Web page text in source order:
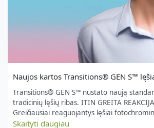
Naujos kartos Transitions® GEN S™
Transitions® GEN S™ nustato naują
tradicinių lęšių ribas. ITIN GREITA
Greičiausiai reaguojantys lęšiai
Visiškai skaidrūs patalpose, lauke
Skaityti daugiau